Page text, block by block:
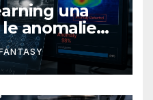
una
anomalie